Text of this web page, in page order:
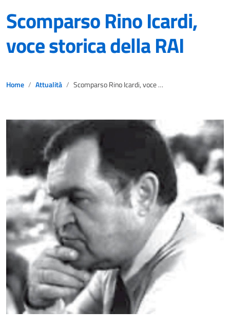
Scomparso Rino Icardi,
voce storica della RAI
Home Attualità Scomparso Rino Icardi, voce storica della RAI